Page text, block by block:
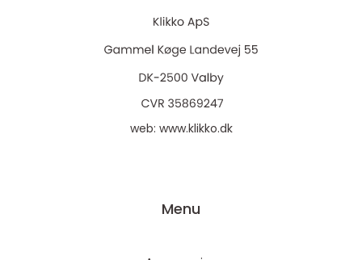
web: www.klikko.dk
Menu